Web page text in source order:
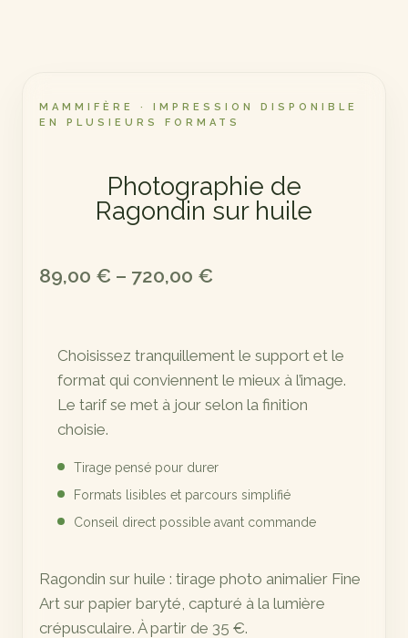
MAMMIFÈRE · IMPRESSION DISPONIBLE
EN PLUSIEURS FORMATS
Photographie de
Ragondin sur huile
89,00 € – 720,00 €
Plage
89,00 €
720,00 €
Choisissez tranquillement le support et le
format qui conviennent le mieux à l’image.
Le tarif se met à jour selon la finition
choisie.
Tirage pensé pour durer
Formats lisibles et parcours simplifié
Conseil direct possible avant commande
Ragondin sur huile : tirage photo animalier Fine
Art sur papier baryté, capturé à la lumière
crépusculaire. À partir de 35 €.